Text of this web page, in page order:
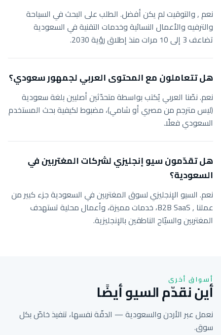
نعم , والتوقيت لم يكن أفضل. الطلب على البحث في السياحة
والترفيه والأعمال النسائية وخدمات التقنية في السعودية
تضاعف 3 إلى 10 مرات منذ إطلاق رؤية 2030.
هل تتعاملون مع المحتوى العربي لجمهور سعودي؟
نعم. نصّنا العربي يُكتب بواسطة متحدّثين أصليين بلغة سعودية
(ليس مترجم من مصري أو شامي)، مضبوط لكيفية بحث المستخدم
السعودي فعلًا.
هل تقدّمون سيو إنجليزي لشركات المغتربين في
السعودية؟
نعم. السيو الإنجليزي لسوق المغتربين في السعودية جزء كبير من
عملنا , B2B SaaS، خدمات مميزة، وأعمال محلية تستهدف
المغتربين والسيّاح الناطقين بالإنجليزية.
أسواق أخرى
أين نقدّم السيو أيضًا
نعمل عبر الأردن والسعودية — الدقّة نفسها، تنفيذ خاصّ بكل
سوق.